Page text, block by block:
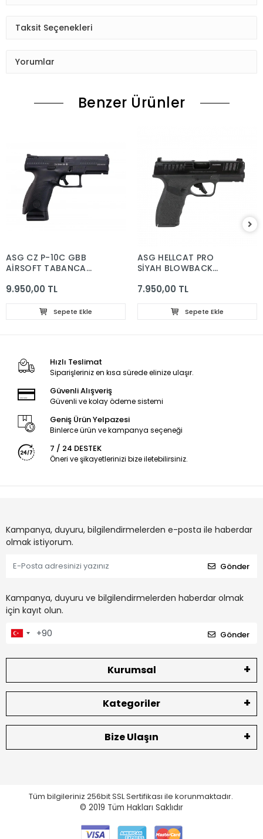
Taksit Seçenekleri
Yorumlar
Benzer Ürünler
ASG CZ P-10C GBB
AİRSOFT TABANCA
9.950,00 TL
Sepete Ekle
ASG HELLCAT PRO
SİYAH BLOWBACK
7.950,00 TL
Sepete Ekle
Hızlı Teslimat
Siparişleriniz en kısa sürede elinize ulaşır.
Güvenli Alışveriş
Güvenli ve kolay ödeme sistemi
Geniş Ürün Yelpazesi
Binlerce ürün ve kampanya seçeneği
7 / 24 DESTEK
Öneri ve şikayetlerinizi bize iletebilirsiniz.
Kampanya, duyuru, bilgilendirmelerden e-posta ile haberdar
olmak istiyorum.
Gönder
Kampanya, duyuru ve bilgilendirmelerden haberdar olmak
için kayıt olun.
Gönder
Kurumsal
Kategoriler
Bize Ulaşın
Tüm bilgileriniz 256bit SSL Sertifikası ile korunmaktadır.
© 2019 Tüm Hakları Saklıdır